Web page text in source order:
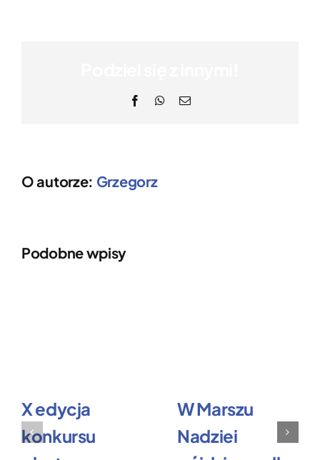
FacebookWhatsApp
Email
O autorze: Grzegorz
Podobne wpisy
X edycja
konkursu
W Marszu
Nadziei